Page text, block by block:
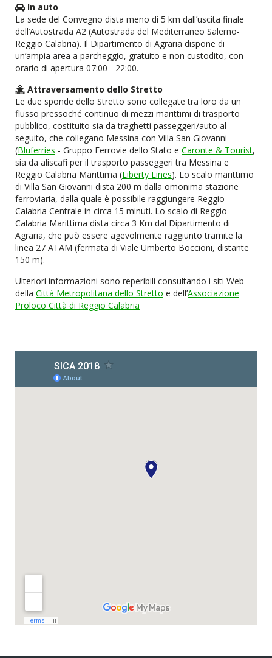
In auto
La sede del Convegno dista meno di 5 km dall’uscita finale
dell’Autostrada A2 (Autostrada del Mediterraneo Salerno-
Reggio Calabria). Il Dipartimento di Agraria dispone di
un’ampia area a parcheggio, gratuito e non custodito, con
orario di apertura 07:00 - 22:00.
Attraversamento dello Stretto
Le due sponde dello Stretto sono collegate tra loro da un
flusso pressoché continuo di mezzi marittimi di trasporto
pubblico, costituito sia da traghetti passeggeri/auto al
seguito, che collegano Messina con Villa San Giovanni
(Bluferries - Gruppo Ferrovie dello Stato e Caronte & Tourist,
sia da aliscafi per il trasporto passeggeri tra Messina e
Reggio Calabria Marittima (Liberty Lines). Lo scalo marittimo
di Villa San Giovanni dista 200 m dalla omonima stazione
ferroviaria, dalla quale è possibile raggiungere Reggio
Calabria Centrale in circa 15 minuti. Lo scalo di Reggio
Calabria Marittima dista circa 3 Km dal Dipartimento di
Agraria, che può essere agevolmente raggiunto tramite la
linea 27 ATAM (fermata di Viale Umberto Boccioni, distante
150 m).
Ulteriori informazioni sono reperibili consultando i siti Web
della Città Metropolitana dello Stretto e dell’Associazione
Proloco Città di Reggio Calabria